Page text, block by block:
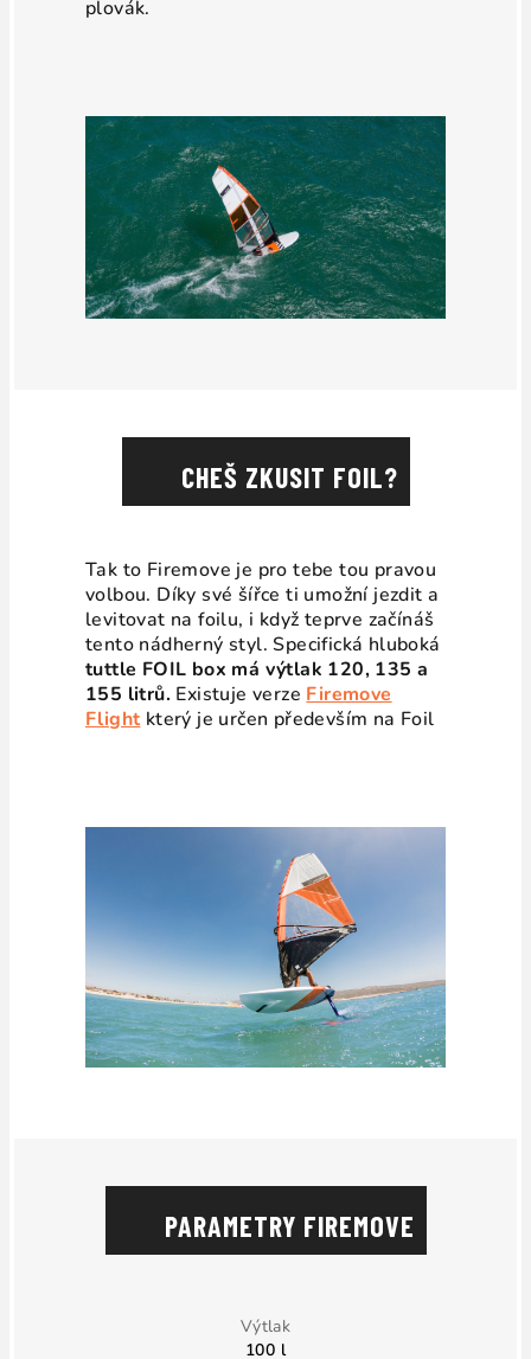
plovák.
CHEŠ ZKUSIT FOIL?
Tak to Firemove je pro tebe tou pravou
volbou. Díky své šířce ti umožní jezdit a
levitovat na foilu, i když teprve začínáš
tento nádherný styl.Specifická hluboká
tuttle FOIL box má výtlak 120, 135 a
155 litrů. Existuje verze Firemove
Flightkterý je určen především na Foil
PARAMETRY FIREMOVE
100 l